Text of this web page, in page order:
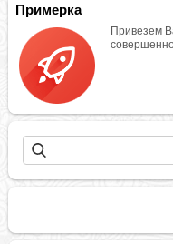
Примерка
Привезем